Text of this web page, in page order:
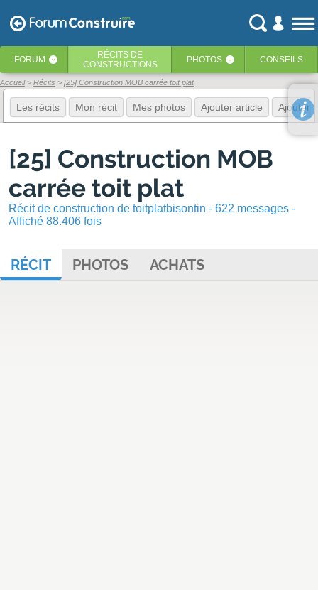
FORUM ‹ RÉCITS DE
CONSTRUCTIONS
PHOTOS ‹ CONSEILS
Accueil Récits [25] Construction MOB carrée toit plat
Les récits Mon récit Mes photos Ajouter article Ajouter
[25] Construction MOB
carrée toit plat
Récit de construction de toitplatbisontin - 622 messages -
Affiché 88.406 fois
RÉCIT PHOTOS ACHATS